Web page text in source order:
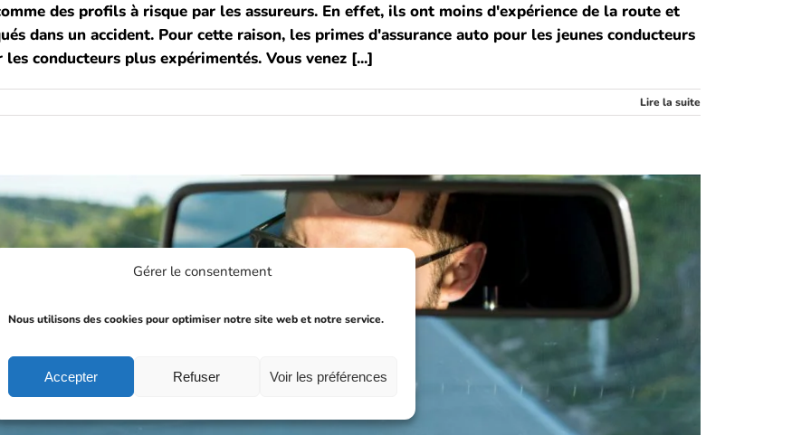
Gérer le consentement
Nous utilisons des cookies pour optimiser notre site web et notre service.
Accepter Refuser Voir les préférences
des profils à risque par les assureurs. En effet, ils ont moins d'expérience de la route et
dans un accident. Pour cette raison, les primes d'assurance auto pour les jeunes conducteurs
conducteurs plus expérimentés. Vous venez [...]
Lire la suite